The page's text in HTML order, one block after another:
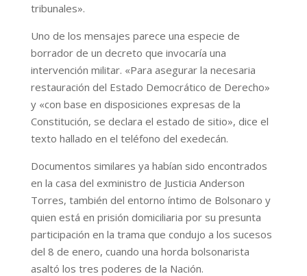
tribunales».
Uno de los mensajes parece una especie de
borrador de un decreto que invocaría una
intervención militar. «Para asegurar la necesaria
restauración del Estado Democrático de Derecho»
y «con base en disposiciones expresas de la
Constitución, se declara el estado de sitio», dice el
texto hallado en el teléfono del exedecán.
Documentos similares ya habían sido encontrados
en la casa del exministro de Justicia Anderson
Torres, también del entorno íntimo de Bolsonaro y
quien está en prisión domiciliaria por su presunta
participación en la trama que condujo a los sucesos
del 8 de enero, cuando una horda bolsonarista
asaltó los tres poderes de la Nación.